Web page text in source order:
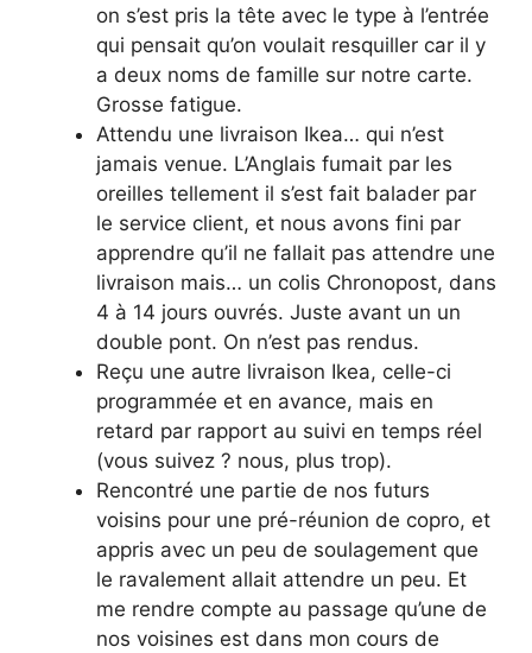
on s’est pris la tête avec le type à l’entrée
qui pensait qu’on voulait resquiller car il y
a deux noms de famille sur notre carte.
Grosse fatigue.
Attendu une livraison Ikea… qui n’est
jamais venue. L’Anglais fumait par les
oreilles tellement il s’est fait balader par
le service client, et nous avons fini par
apprendre qu’il ne fallait pas attendre une
livraison mais… un colis Chronopost, dans
4 à 14 jours ouvrés. Juste avant un un
double pont. On n’est pas rendus.
Reçu une autre livraison Ikea, celle-ci
programmée et en avance, mais en
retard par rapport au suivi en temps réel
(vous suivez ? nous, plus trop).
Rencontré une partie de nos futurs
voisins pour une pré-réunion de copro, et
appris avec un peu de soulagement que
le ravalement allait attendre un peu. Et
me rendre compte au passage qu’une de
nos voisines est dans mon cours de